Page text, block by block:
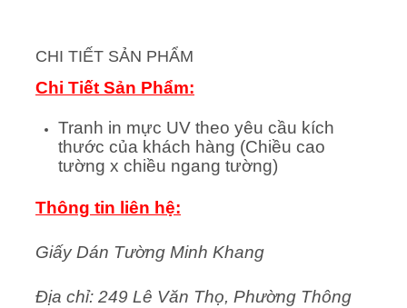
CHI TIẾT SẢN PHẨM
Chi Tiết Sản Phẩm:
Tranh in mực UV theo yêu cầu kích
thước của khách hàng (Chiều cao
tường x chiều ngang tường)
Thông tin liên hệ:
Giấy Dán Tường Minh Khang
Địa chỉ: 249 Lê Văn Thọ, Phường Thông